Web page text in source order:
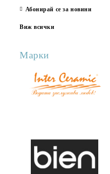
Абонирай се за новини
Виж всички
Марки